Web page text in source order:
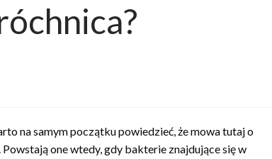
na samym początku powiedzieć, że mowa tutaj o
one wtedy, gdy bakterie znajdujące się w